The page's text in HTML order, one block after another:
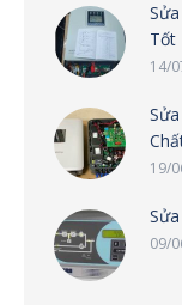
Tốt
14/
19/
09/